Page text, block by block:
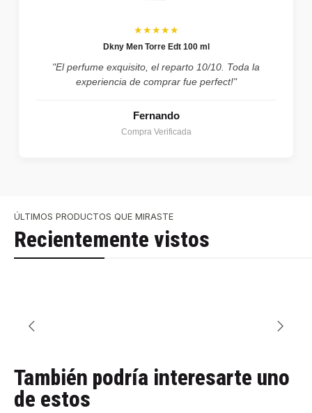
★★★★★
Dkny Men Torre Edt 100 ml
"El perfume exquisito, el reparto 10/10. Toda la
experiencia de comprar fue perfect!"
Fernando
Compra Verificada
ÚLTIMOS PRODUCTOS QUE MIRASTE
Recientemente vistos
También podría interesarte uno
de estos